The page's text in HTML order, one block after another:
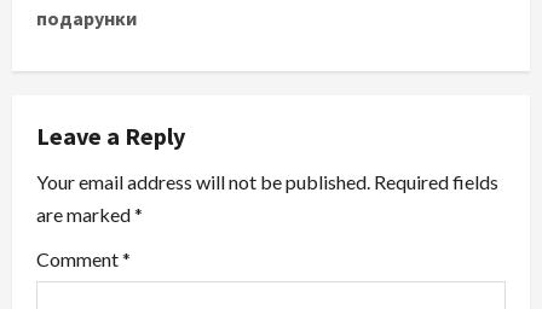
n
a
v
i
g
a
подарунки
Leave a Reply
Your email address will not be published. Required fields
are marked*
Comment*